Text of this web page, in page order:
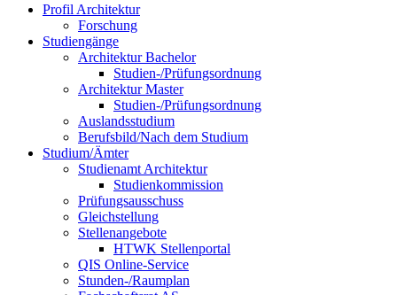
Profil Architektur
Forschung
Studiengänge
Architektur Bachelor
Studien-/Prüfungsordnung
Architektur Master
Studien-/Prüfungsordnung
Auslandsstudium
Berufsbild/Nach dem Studium
Studium/Ämter
Studienamt Architektur
Studienkommission
Prüfungsausschuss
Gleichstellung
Stellenangebote
HTWK Stellenportal
QIS Online-Service
Stunden-/Raumplan